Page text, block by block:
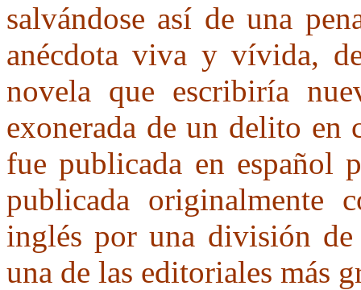
salvándose así de una
anécdota viva y vívida,
novela que escribiría
exonerada de un delito en
fue publicada en español
publicada originalmente
inglés por una división
una de las editoriales más